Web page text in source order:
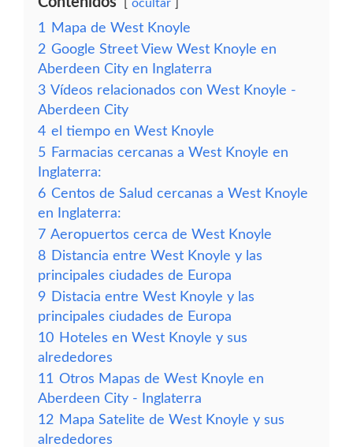
ocultar
1
Mapa de West Knoyle
2 Google Street View West Knoyle en
Aberdeen City en Inglaterra
3 Vídeos relacionados con West Knoyle -
Aberdeen City
4 el tiempo en West Knoyle
5 Farmacias cercanas a West Knoyle en
Inglaterra:
6 Centos de Salud cercanas a West Knoyle
en Inglaterra:
7 Aeropuertos cerca de West Knoyle
8 Distancia entre West Knoyle y las
principales ciudades de Europa
9 Distacia entre West Knoyle y las
principales ciudades de Europa
10 Hoteles en West Knoyle y sus
alrededores
11 Otros Mapas de West Knoyle en
Aberdeen City - Inglaterra
12 Mapa Satelite de West Knoyle y sus
alrededores